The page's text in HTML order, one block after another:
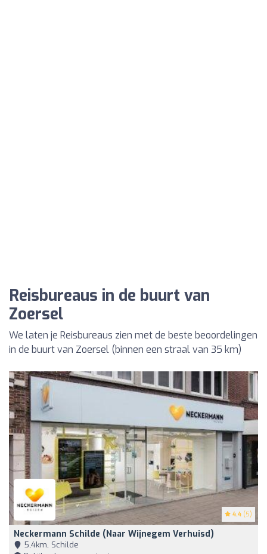
Reisbureaus in de buurt van
Zoersel
We laten je Reisbureaus zien met de beste beoordelingen
in de buurt van Zoersel (binnen een straal van 35 km)
4.4 (5)
Neckermann Schilde (naar Wijnegem Verhuisd)
5,4km, Schilde